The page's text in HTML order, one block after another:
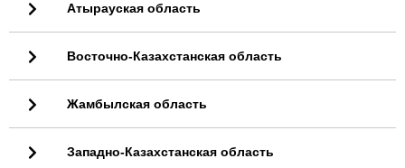
Атырауская область
Восточно-Казахстанская область
Жамбылская область
Западно-Казахстанская область